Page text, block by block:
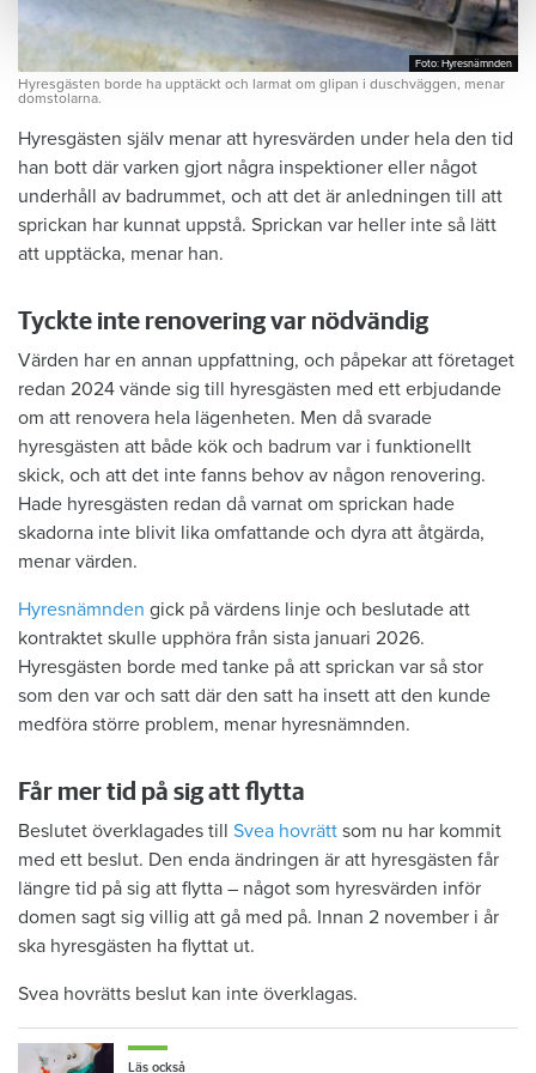
Foto: Hyresnämnden
Foto: Hyresnämnden
Hyresgästen borde ha upptäckt och larmat om glipan i duschväggen, menar
domstolarna.
Hyresgästen själv menar att hyresvärden under hela den tid
han bott där varken gjort några inspektioner eller något
underhåll av badrummet, och att det är anledningen till att
sprickan har kunnat uppstå. Sprickan var heller inte så lätt
att upptäcka, menar han.
Tyckte inte renovering var nödvändig
Värden har en annan uppfattning, och påpekar att företaget
redan 2024 vände sig till hyresgästen med ett erbjudande
om att renovera hela lägenheten. Men då svarade
hyresgästen att både kök och badrum var i funktionellt
skick, och att det inte fanns behov av någon renovering.
Hade hyresgästen redan då varnat om sprickan hade
skadorna inte blivit lika omfattande och dyra att åtgärda,
menar värden.
Hyresnämnden gick på värdens linje och beslutade att
kontraktet skulle upphöra från sista januari 2026.
Hyresgästen borde med tanke på att sprickan var så stor
som den var och satt där den satt ha insett att den kunde
medföra större problem, menar hyresnämnden.
Får mer tid på sig att flytta
Beslutet överklagades till Svea hovrätt som nu har kommit
med ett beslut. Den enda ändringen är att hyresgästen får
längre tid på sig att flytta – något som hyresvärden inför
domen sagt sig villig att gå med på. Innan 2 november i år
ska hyresgästen ha flyttat ut.
Svea hovrätts beslut kan inte överklagas.
Läs också